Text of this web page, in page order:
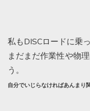
私もDISCロードに乗
まだまだ作業性や物
う。
自分でいじらなければあんまり